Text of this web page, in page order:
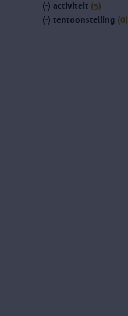
(-) activiteit (5)
(-) tentoonstelling (0)